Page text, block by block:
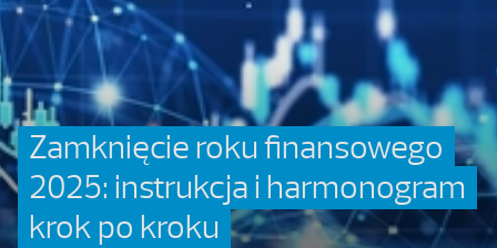
Zamknięcie roku finansowego
2025: instrukcja i harmonogram
krok po kroku